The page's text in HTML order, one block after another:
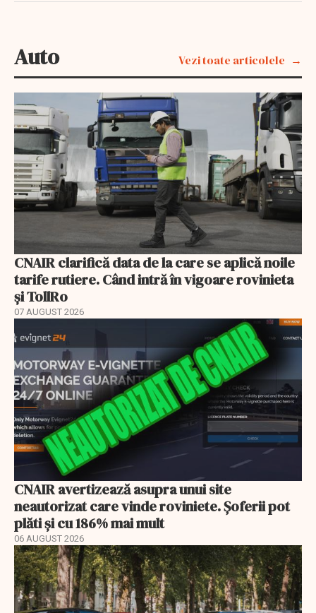
Auto Vezi toate articolele
CNAIR clarifică data de la care se aplică noile
tarife rutiere. Când intră în vigoare rovinieta
și TollRo
07 AUGUST 2026
CNAIR avertizează asupra unui site
neautorizat care vinde roviniete. Șoferii pot
plăti și cu 186% mai mult
06 AUGUST 2026